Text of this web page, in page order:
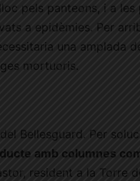
pels panteons, i a les
a epidèmies. Per
una amplada
mortuoris.
Bellesguard. Per
amb columnes
resident a la Torre